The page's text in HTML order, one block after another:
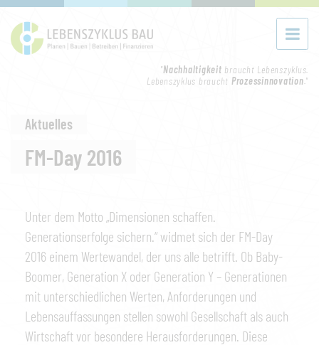
"Nachhaltigkeit braucht Lebenszyklus.
Lebenszyklus braucht Prozessinnovation."
Aktuelles
FM-Day 2016
Unter dem Motto „Dimensionen schaffen.
Generationserfolge sichern.“ widmet sich der FM-Day
2016 einem Wertewandel, der uns alle betrifft. Ob Baby-
Boomer, Generation X oder Generation Y – Generationen
mit unterschiedlichen Werten, Anforderungen und
Lebensauffassungen stellen sowohl Gesellschaft als auch
Wirtschaft vor besondere Herausforderungen. Diese